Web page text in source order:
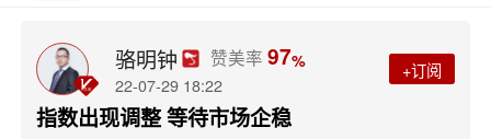
骆明钟 赞美率 97%
22-07-29 18:22
+订阅
指数出现调整 等待市场企稳